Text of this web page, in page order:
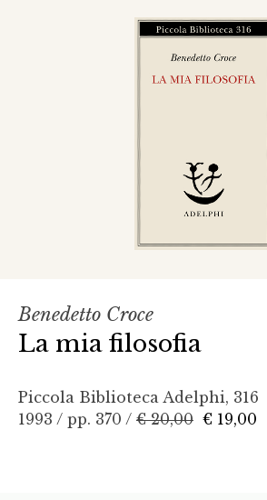
Benedetto Croce
La mia filosofia
Piccola Biblioteca Adelphi, 316
1993 / pp. 370 / € 20,00 € 19,00